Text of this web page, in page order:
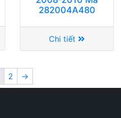
282004A480
Chi tiết
2 →